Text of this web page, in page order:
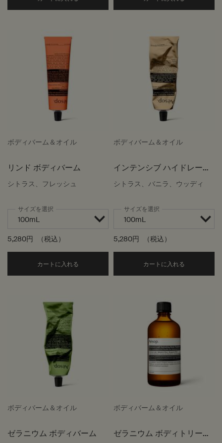
ボディバーム＆オイル
リンド ボディバーム
シトラス、フレッシュ
サイズを選択
5,280円 （税込）
カートに入れる Add the リンド ボディバーム to cart
ボディバーム＆オイル
インテンシブ ハイドレーテ
ィング ボディバーム
シトラス、バニラ、ウッディ
サイズを選択
5,280円 （税込）
カートに入れる
ボディバーム＆オイル
ゼラニウム ボディバーム
ボディバーム＆オイル
ゼラニウム ボディトリート